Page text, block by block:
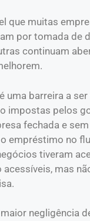
que muitas
por tomada de
continuam
uma barreira a
impostas pelos
fechada e
empréstimo no
tiveram
mas
negligência